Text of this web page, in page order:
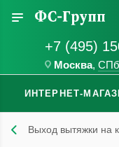
+7 (495)
Москва, СПб
ИНТЕРНЕТ-
Выход вытяжки на